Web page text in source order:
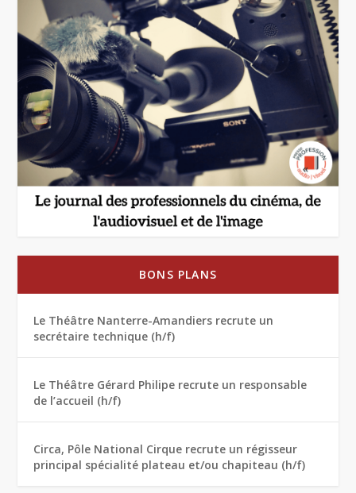
BONS PLANS
Le Théâtre Nanterre-Amandiers recrute un
secrétaire technique (h/f)
Le Théâtre Gérard Philipe recrute un responsable
de l’accueil (h/f)
Circa, Pôle National Cirque recrute un régisseur
principal spécialité plateau et/ou chapiteau (h/f)